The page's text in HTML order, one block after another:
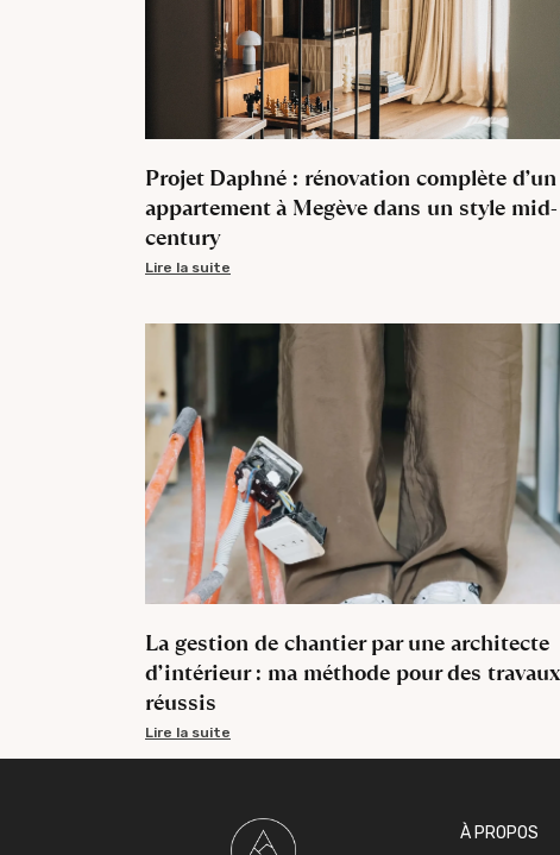
Projet Daphné : rénovation complète d’un
appartement à Megève dans un style mid-
century
Lire la suite
La gestion de chantier par une architecte
d’intérieur : ma méthode pour des travaux
réussis
Lire la suite
À PROPOS